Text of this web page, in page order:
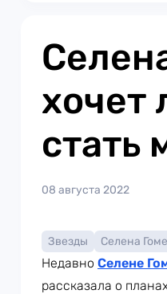
хочет
стать
08 августа 2022
Звезды Селена
Недавно Селене
рассказала о